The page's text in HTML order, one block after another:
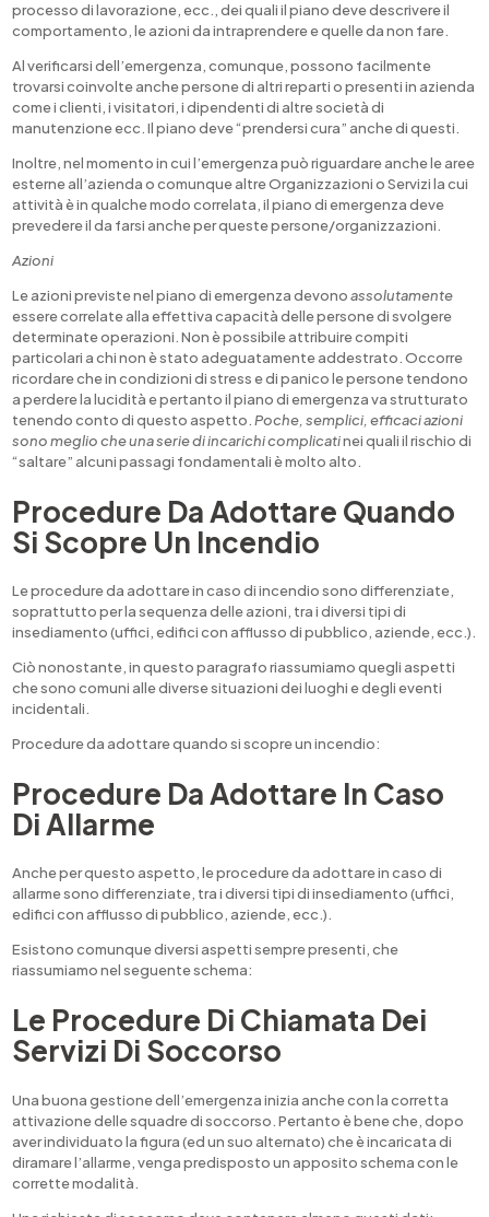
processo di lavorazione, ecc., dei quali il piano deve descrivere il
comportamento, le azioni da intraprendere e quelle da non fare.
Al verificarsi dell’emergenza, comunque, possono facilmente
trovarsi coinvolte anche persone di altri reparti o presenti in azienda
come i clienti, i visitatori, i dipendenti di altre società di
manutenzione ecc. Il piano deve “prendersi cura” anche di questi.
Inoltre, nel momento in cui l’emergenza può riguardare anche le aree
esterne all’azienda o comunque altre Organizzazioni o Servizi la cui
attività è in qualche modo correlata, il piano di emergenza deve
prevedere il da farsi anche per queste persone/organizzazioni.
Azioni
Le azioni previste nel piano di emergenza devonoassolutamente
essere correlate alla effettiva capacità delle persone di svolgere
determinate operazioni. Non è possibile attribuire compiti
particolari a chi non è stato adeguatamente addestrato. Occorre
ricordare che in condizioni di stress e di panico le persone tendono
a perdere la lucidità e pertanto il piano di emergenza va strutturato
tenendo conto di questo aspetto.Poche, semplici, efficaci azioni
sono meglio che una serie di incarichi complicatinei quali il rischio di
“saltare” alcuni passagi fondamentali è molto alto.
Procedure Da Adottare Quando
Si Scopre Un Incendio
Le procedure da adottare in caso di incendio sono differenziate,
soprattutto per la sequenza delle azioni, tra i diversi tipi di
insediamento (uffici, edifici con afflusso di pubblico, aziende, ecc.).
Ciò nonostante, in questo paragrafo riassumiamo quegli aspetti
che sono comuni alle diverse situazioni dei luoghi e degli eventi
incidentali.
Procedure da adottare quando si scopre un incendio:
Procedure Da Adottare In Caso
Di Allarme
Anche per questo aspetto, le procedure da adottare in caso di
allarme sono differenziate, tra i diversi tipi di insediamento (uffici,
edifici con afflusso di pubblico, aziende, ecc.).
Esistono comunque diversi aspetti sempre presenti, che
riassumiamo nel seguente schema:
Le Procedure Di Chiamata Dei
Servizi Di Soccorso
Una buona gestione dell’emergenza inizia anche con la corretta
attivazione delle squadre di soccorso. Pertanto è bene che, dopo
aver individuato la figura (ed un suo alternato) che è incaricata di
diramare l’allarme, venga predisposto un apposito schema con le
corrette modalità.